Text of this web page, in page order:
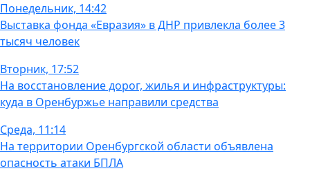
Понедельник, 14:42
Выставка фонда «Евразия» в ДНР привлекла более 3
тысяч человек
Вторник, 17:52
На восстановление дорог, жилья и инфраструктуры:
куда в Оренбуржье направили средства
Среда, 11:14
На территории Оренбургской области объявлена
опасность атаки БПЛА